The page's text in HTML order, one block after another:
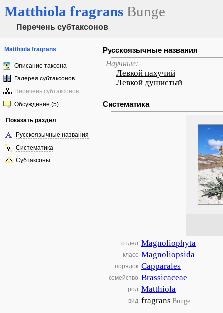
Matthiola fragrans Bunge
Перечень субтаксонов
Matthiola fragrans
Описание таксона
Галерея субтаксонов
Перечень субтаксонов
Обсуждение (5)
Показать раздел
Русскоязычные названия
Систематика
Субтаксоны
Русскоязычные названия
Научные:
Левкой пахучий
Левкой душистый
Систематика
отдел Magnoliophyta
класс Magnoliopsida
порядок Capparales
семейство Brassicaceae
род Matthiola
вид fragrans Bunge